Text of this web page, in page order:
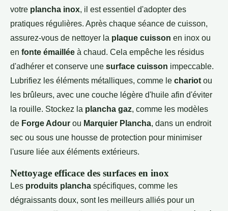
votre plancha inox, il est essentiel d'adopter des
pratiques régulières. Après chaque séance de cuisson,
assurez-vous de nettoyer la plaque cuisson en inox ou
en fonte émaillée à chaud. Cela empêche les résidus
d'adhérer et conserve une surface cuisson impeccable.
Lubrifiez les éléments métalliques, comme le chariot ou
les brûleurs, avec une couche légère d'huile afin d'éviter
la rouille. Stockez la plancha gaz, comme les modèles
de Forge Adour ou Marquier Plancha, dans un endroit
sec ou sous une housse de protection pour minimiser
l'usure liée aux éléments extérieurs.
Nettoyage efficace des surfaces en inox
Les produits plancha spécifiques, comme les
dégraissants doux, sont les meilleurs alliés pour un